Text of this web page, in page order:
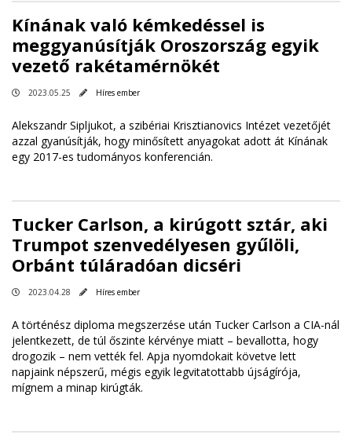
Kínának való kémkedéssel is
meggyanúsítják Oroszország egyik
vezető rakétamérnökét
2023.05.25 Híres ember
Alekszandr Sipljukot, a szibériai Krisztianovics Intézet vezetőjét
azzal gyanúsítják, hogy minősített anyagokat adott át Kínának
egy 2017-es tudományos konferencián.
Tucker Carlson, a kirúgott sztár, aki
Trumpot szenvedélyesen gyűlöli,
Orbánt túláradóan dicséri
2023.04.28 Híres ember
A történész diploma megszerzése után Tucker Carlson a CIA-nál
jelentkezett, de túl őszinte kérvénye miatt – bevallotta, hogy
drogozik – nem vették fel. Apja nyomdokait követve lett
napjaink népszerű, mégis egyik legvitatottabb újságírója,
mígnem a minap kirúgták.